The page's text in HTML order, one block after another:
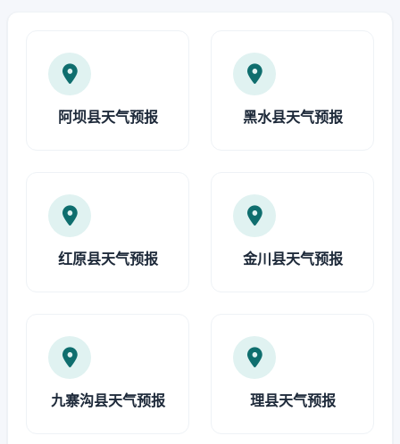
阿坝县天气预报 黑水县天气预报
红原县天气预报 金川县天气预报
九寨沟县天气预报 理县天气预报